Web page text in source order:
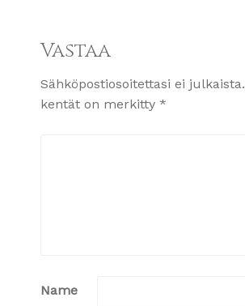
Vastaa
Sähköpostiosoitettasi ei julkaista.
kentät on merkitty *
Name